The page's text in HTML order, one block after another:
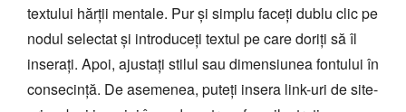
textului hărții mentale. Pur și simplu faceți dublu clic pe
nodul selectat și introduceți textul pe care doriți să îl
inserați. Apoi, ajustați stilul sau dimensiunea fontului în
consecință. De asemenea, puteți insera link-uri de site-